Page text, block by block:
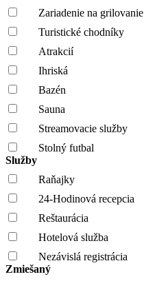
Zariadenie na grilovanie
Turistické chodníky
Atrakcií
Ihriská
Bazén
Sauna
Streamovacie služby
Stolný futbal
Služby
Raňajky
24-Hodinová recepcia
Reštaurácia
Hotelová služba
Nezávislá registrácia
Zmiešaný